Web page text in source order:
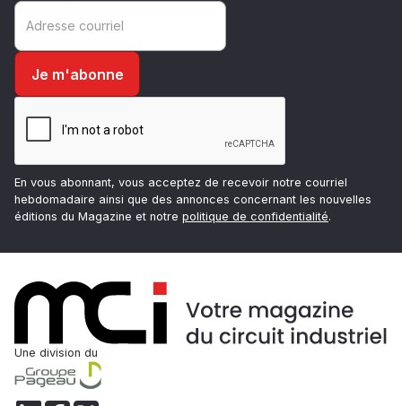
En vous abonnant, vous acceptez de recevoir notre courriel
hebdomadaire ainsi que des annonces concernant les nouvelles
éditions du Magazine et notre politique de confidentialité.
Une division du